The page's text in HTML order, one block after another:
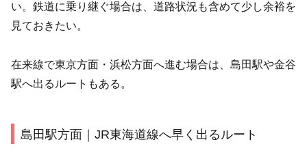
い。鉄道に乗り継ぐ場合は、道路状況も含めて少し余裕を
見ておきたい。
在来線で東京方面・浜松方面へ進む場合は、島田駅や金谷
駅へ出るルートもある。
島田駅方面｜JR東海道線へ早く出るルート